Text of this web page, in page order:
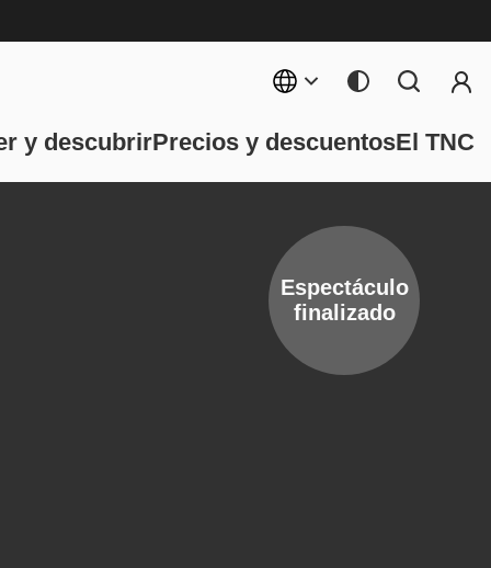
y descubrirPrecios y descuentosEl TNC
Espectáculo
finalizado